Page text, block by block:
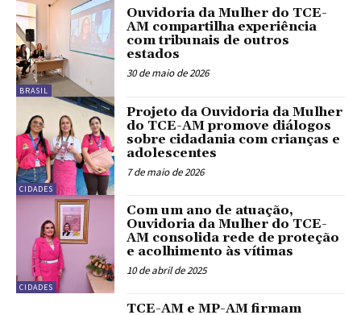
BRASIL
Ouvidoria da Mulher do TCE-
AM compartilha experiência
com tribunais de outros
estados
30 de maio de 2026
CIDADES
Projeto da Ouvidoria da Mulher
do TCE-AM promove diálogos
sobre cidadania com crianças e
adolescentes
7 de maio de 2026
CIDADES
Com um ano de atuação,
Ouvidoria da Mulher do TCE-
AM consolida rede de proteção
e acolhimento às vítimas
10 de abril de 2025
TCE-AM e MP-AM firmam